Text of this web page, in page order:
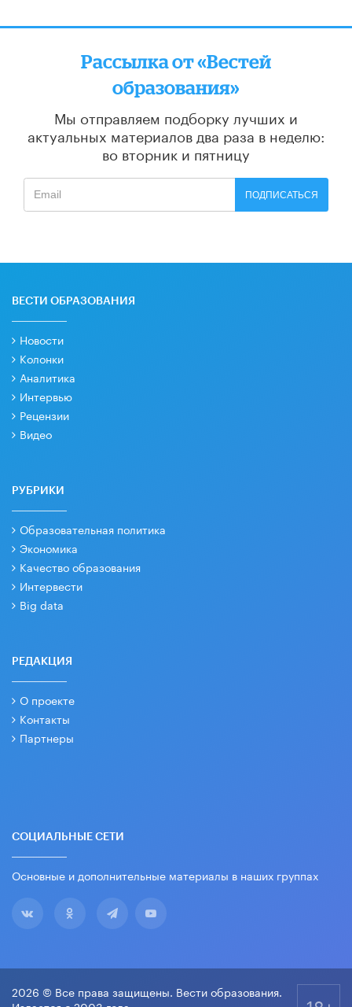
Рассылка от «Вестей
образования»
Мы отправляем подборку лучших и
актуальных материалов два раза в неделю:
во вторник и пятницу
ПОДПИСАТЬСЯ
ВЕСТИ ОБРАЗОВАНИЯ
Новости
Колонки
Аналитика
Интервью
Рецензии
Видео
РУБРИКИ
Образовательная политика
Экономика
Качество образования
Интервести
Big data
РЕДАКЦИЯ
О проекте
Контакты
Партнеры
СОЦИАЛЬНЫЕ СЕТИ
Основные и дополнительные материалы в наших группах
2026 © Все права защищены. Вести образования.